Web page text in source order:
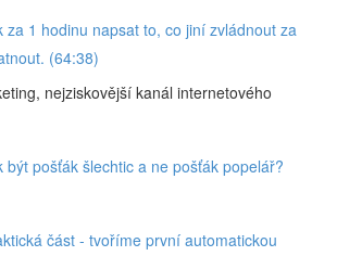
za 1 hodinu napsat to, co jiní zvládnout za
(64:38)
nejziskovější kanál internetového
být pošťák šlechtic a ne pošťák popelář?
část - tvoříme první automatickou